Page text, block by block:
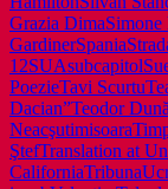
Grazia Dima
GardinerSpania
12SUAsubcapitol
PoezieTavi Scurtu
Dacian”Teodor Dună
Neacşutimisoara
ŞtefTranslation at
CaliforniaTribuna